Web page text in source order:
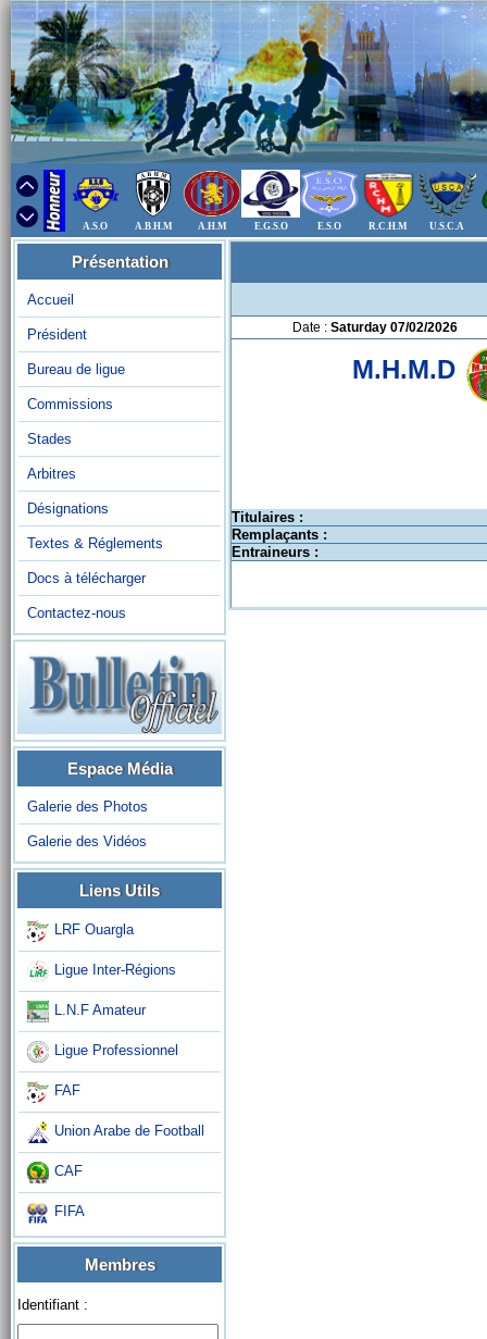
A.S.O A.B.H.M A.H.M E.G.S.O E.S.O R.C.H.M U.S.C.A
Présentation
Accueil
Président
Bureau de ligue
Commissions
Stades
Arbitres
Désignations
Textes & Réglements
Docs à télécharger
Contactez-nous
Espace Média
Galerie des Photos
Galerie des Vidéos
Liens Utils
LRF Ouargla
Ligue Inter-Régions
L.N.F Amateur
Ligue Professionnel
FAF
Union Arabe de Football
CAF
FIFA
Membres
Identifiant :
Date : Saturday 07/02/2026
M.H.M.D
Titulaires :
Remplaçants :
Entraineurs :